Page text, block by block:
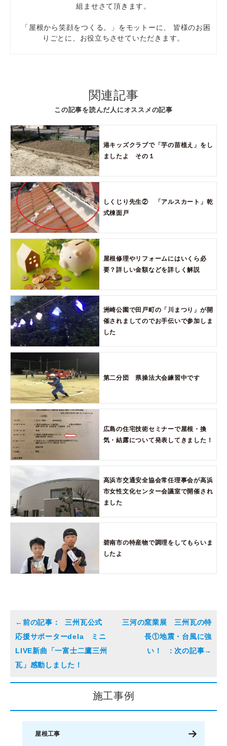
組ませさて頂きます。
「屋根から笑顔をつくる。」をモットーに、 皆様のお困
りごとに、お役立ちさせていただきます。
関連記事
この記事を読んだ人にオススメの記事
港キッズクラブで「芋の苗植え」をし
ましたよ その１
しくじり先生② 「アルスカート」乾
式棟面戸
屋根修理やリフォームにはいくら必
要？詳しい金額などを詳しく解説
洲崎公園で田戸町の「川まつり」が開
催されましてのでお手伝いで参加しま
した
第二分団 県操法大会練習中です
広島の住宅技術セミナーで屋根・換
気・結露について発表してきました！
高浜市交通安全協会常任理事会が高浜
市女性文化センター会議室で開催され
ました
碧南市の特産物で調理をしてもらいま
したよ
三州瓦公式
応援サポーターdela ミニ
LIVE新曲「一富士二鷹三州
瓦」感動しました！
三河の窯業展 三州瓦の特
長①地震・台風に強
い！
施工事例
屋根工事